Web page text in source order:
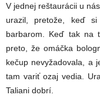
V jednej reštaurácii u
urazil, pretože, keď
barbarom. Keď tak na
preto, že omáčka
kečup nevyžadovala, a
tam variť ozaj vedia.
Taliani dobrí.